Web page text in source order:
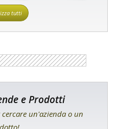
tutti
e Prodotti
un'azienda o un